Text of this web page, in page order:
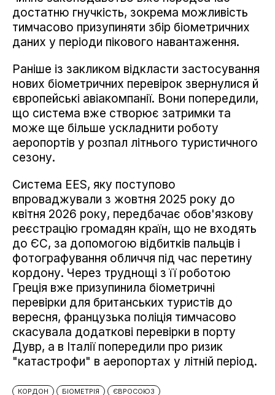
достатню гнучкість, зокрема можливість
тимчасово призупиняти збір біометричних
даних у періоди пікового навантаження.
Раніше із закликом відкласти застосування
нових біометричних перевірок звернулися й
європейські авіакомпанії. Вони попередили,
що система вже створює затримки та
може ще більше ускладнити роботу
аеропортів у розпал літнього туристичного
сезону.
Система EES, яку поступово
впроваджували з жовтня 2025 року до
квітня 2026 року, передбачає обов'язкову
реєстрацію громадян країн, що не входять
до ЄС, за допомогою відбитків пальців і
фотографування обличчя під час перетину
кордону. Через труднощі з її роботою
Греція вже призупинила біометричні
перевірки для британських туристів до
вересня, французька поліція тимчасово
скасувала додаткові перевірки в порту
Дувр, а в Італії попередили про ризик
"катастрофи" в аеропортах у літній період.
КОРДОН БІОМЕТРІЯ ЄВРОСОЮЗ